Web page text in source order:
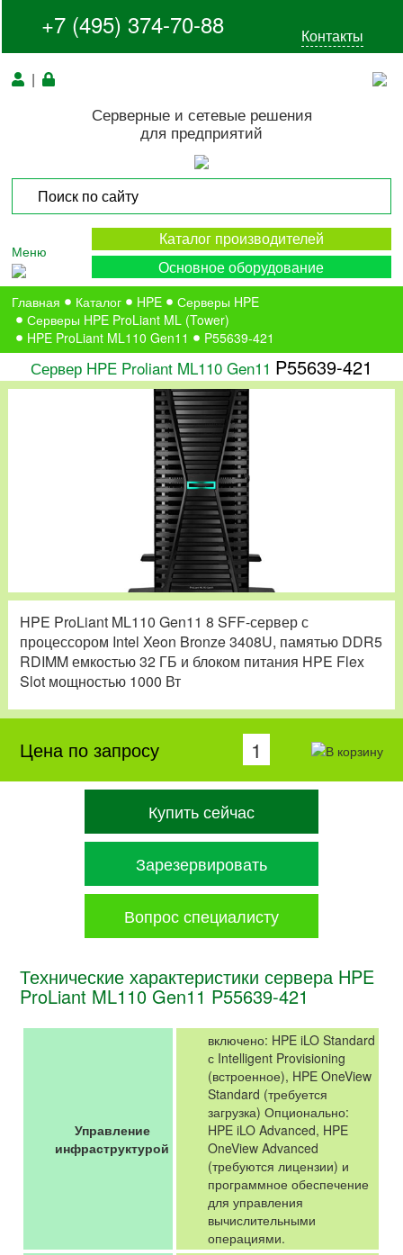
+7 (495) 374-70-88 Контакты
|
Серверные и сетевые решения
для предприятий
Меню
Каталог производителей
Основное оборудование
Главная Каталог HPE
Серверы HPE
Серверы HPE ProLiant ML (Tower)
HPE ProLiant ML110 Gen11
P55639-421
Сервер HPE Proliant ML110 Gen11 P55639-421
HPE ProLiant ML110 Gen11 8 SFF-сервер с
процессором Intel Xeon Bronze 3408U, памятью DDR5
RDIMM емкостью 32 ГБ и блоком питания HPE Flex
Slot мощностью 1000 Вт
Цена по запросу
Купить сейчас
Зарезервировать
Вопрос специалисту
Технические характеристики сервера HPE
ProLiant ML110 Gen11 P55639-421
Управление
инфраструктурой
включено: HPE iLO Standard
с Intelligent Provisioning
(встроенное), HPE OneView
Standard (требуется
загрузка) Опционально:
HPE iLO Advanced, HPE
OneView Advanced
(требуются лицензии) и
программное обеспечение
для управления
вычислительными
операциями.